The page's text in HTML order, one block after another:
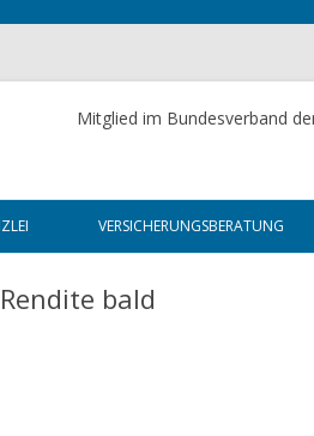
Mitglied im Bundesverband
Skip to content
VERSICHERUNGSBERATUNG
bald